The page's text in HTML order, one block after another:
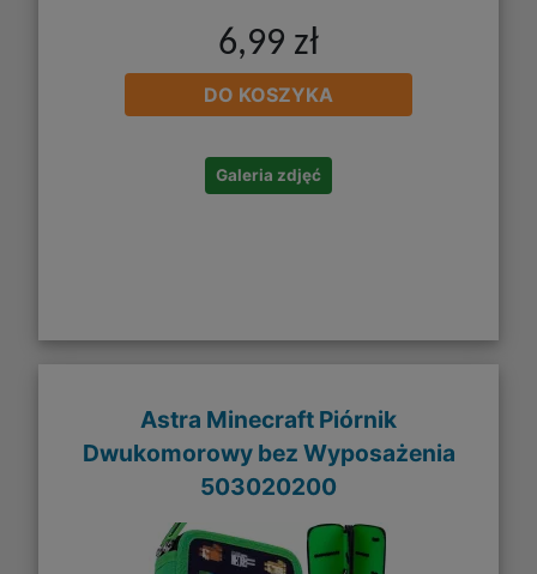
6,99 zł
DO KOSZYKA
Galeria zdjęć
Astra Minecraft Piórnik
Dwukomorowy bez Wyposażenia
503020200